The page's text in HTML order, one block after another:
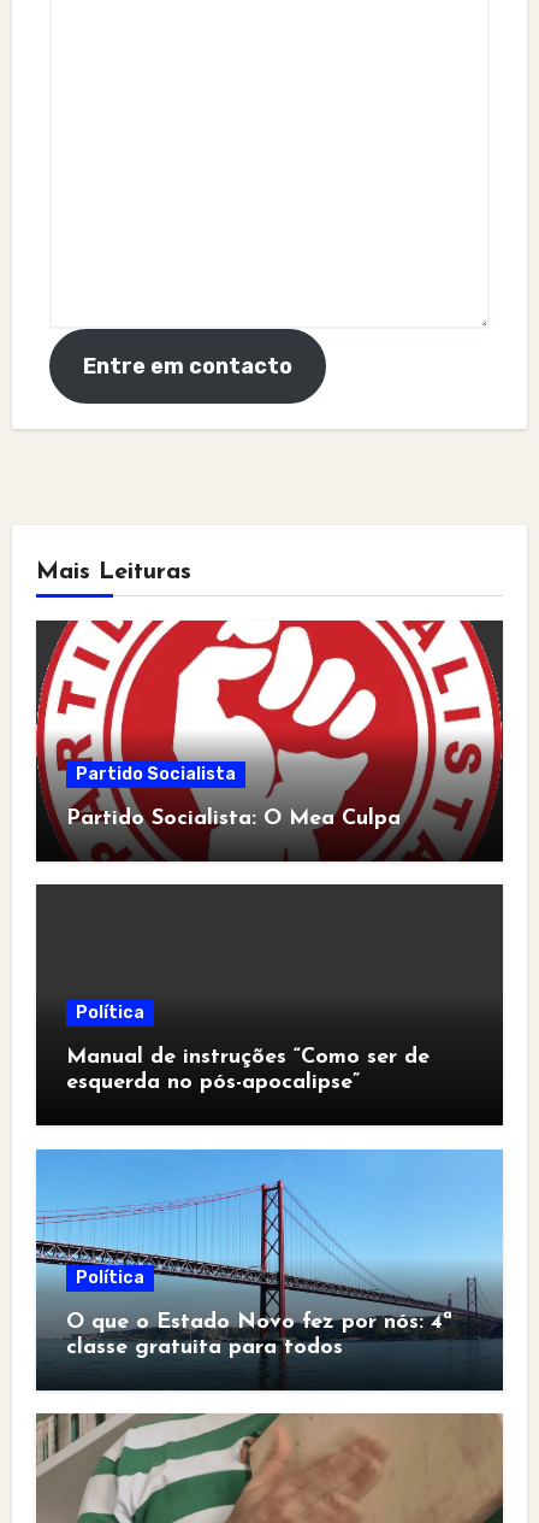
Entre em contacto
Mais Leituras
Partido Socialista
Partido Socialista: O Mea Culpa
Política
Manual de instruções “Como ser de
esquerda no pós-apocalipse”
Política
O que o Estado Novo fez por nós: 4ª
classe gratuita para todos